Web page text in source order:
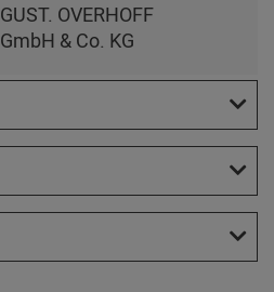
GUST. OVERHOFF
GmbH & Co. KG